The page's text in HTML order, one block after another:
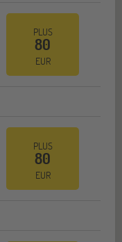
PLUS
80
EUR
PLUS
80
EUR